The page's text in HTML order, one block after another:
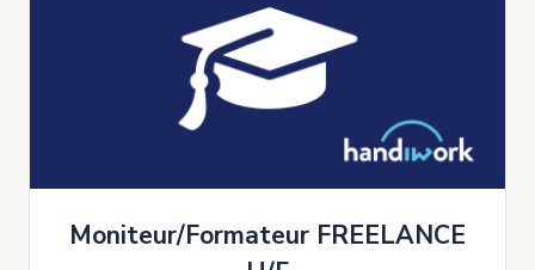
Moniteur/Formateur FREELANCE